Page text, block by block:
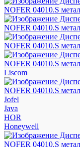
Liscom
Jofel
Java
HOR
Honeywell